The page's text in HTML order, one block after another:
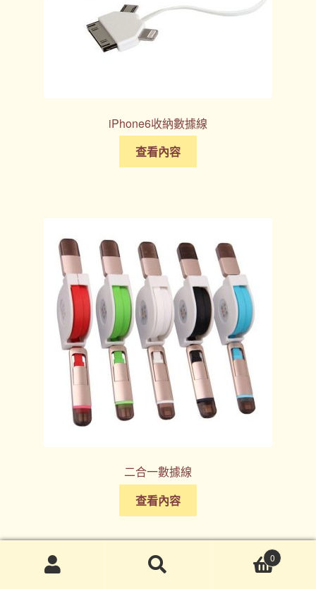
iPhone6收納數據線
查看內容
二合一數據線
查看內容
0